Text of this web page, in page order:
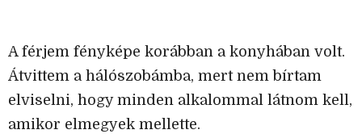
A férjem fényképe korábban a konyhában volt.
Átvittem a hálószobámba, mert nem bírtam
elviselni, hogy minden alkalommal látnom kell,
amikor elmegyek mellette.